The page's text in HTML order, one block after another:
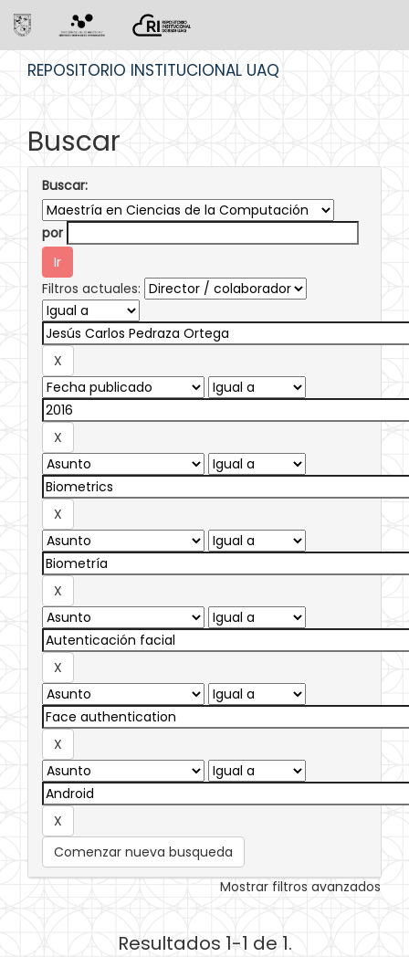
REPOSITORIO INSTITUCIONAL UAQ
Buscar
Buscar:
por
Filtros actuales:
Comenzar nueva busqueda
Mostrar filtros avanzados
Resultados 1-1 de 1.